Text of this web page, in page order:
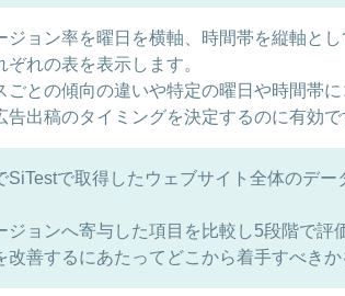
ジョン率を曜日を横軸、時間帯を縦軸と
ぞれの表を表示します。
ごとの傾向の違いや特定の曜日や時間帯
告出稿のタイミングを決定するのに有効で
SiTestで取得したウェブサイト全体のデ
ジョンへ寄与した項目を比較し5段階で評
改善するにあたってどこから着手すべきか